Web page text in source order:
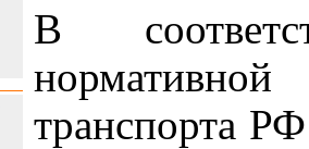
В
транспорта